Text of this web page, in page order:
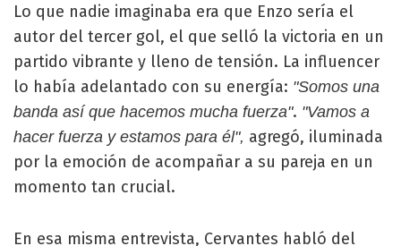
Lo que nadie imaginaba era que Enzo sería el
autor del tercer gol, el que selló la victoria en un
partido vibrante y lleno de tensión. La influencer
lo había adelantado con su energía: "Somos una
banda así que hacemos mucha fuerza". "Vamos a
hacer fuerza y estamos para él", agregó, iluminada
por la emoción de acompañar a su pareja en un
momento tan crucial.
En esa misma entrevista, Cervantes habló del